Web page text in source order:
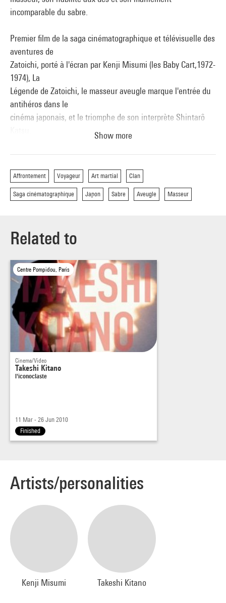
incomparable du sabre.
Premier film de la saga cinématographique et télévisuelle des
aventures de
Zatoichi, porté à l'écran par Kenji Misumi (les Baby Cart,1972-
1974), La
Légende de Zatoichi, le masseur aveugle marque l'entrée du
antihéros dans le
cinéma japonais, et le triomphe de son interprète Shintarô
Prochaine séance:
samedi 19 juin, 17h, cinéma 2
Show more
Affrontement Voyageur Art martial Clan
Saga cinématographique Japon Sabre Aveugle Masseur
Related to
Centre Pompidou, Paris
Cinema/Video
Takeshi Kitano
l'iconoclaste
11 Mar - 26 Jun 2010
Finished
Artists/personalities
Kenji Misumi Takeshi Kitano